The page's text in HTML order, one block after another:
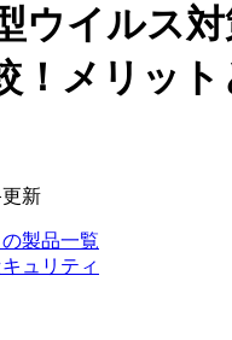
ウイルス
！メリッ
新
の製品一覧
ュリティ